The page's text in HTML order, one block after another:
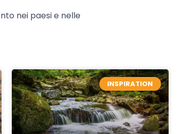
nei paesi e nelle
INSPIRATION